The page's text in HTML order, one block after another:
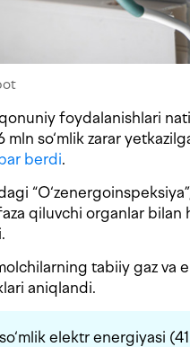
foydalanishlari
so‘mlik zarar
berdi.
qiluvchi organlar bilan
tabiiy gaz va
aniqlandi.
elektr energiyasi